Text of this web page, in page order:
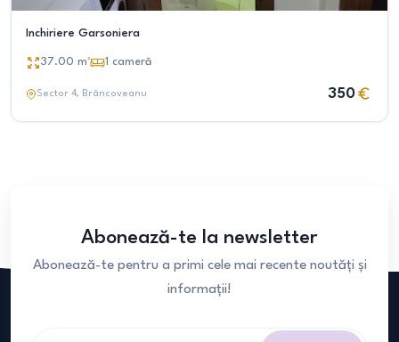
Inchiriere Garsoniera
37.00 m² 1 cameră
Sector 4, Brâncoveanu 350
Abonează-te la newsletter
Abonează-te pentru a primi cele mai recente noutăți și
informații!